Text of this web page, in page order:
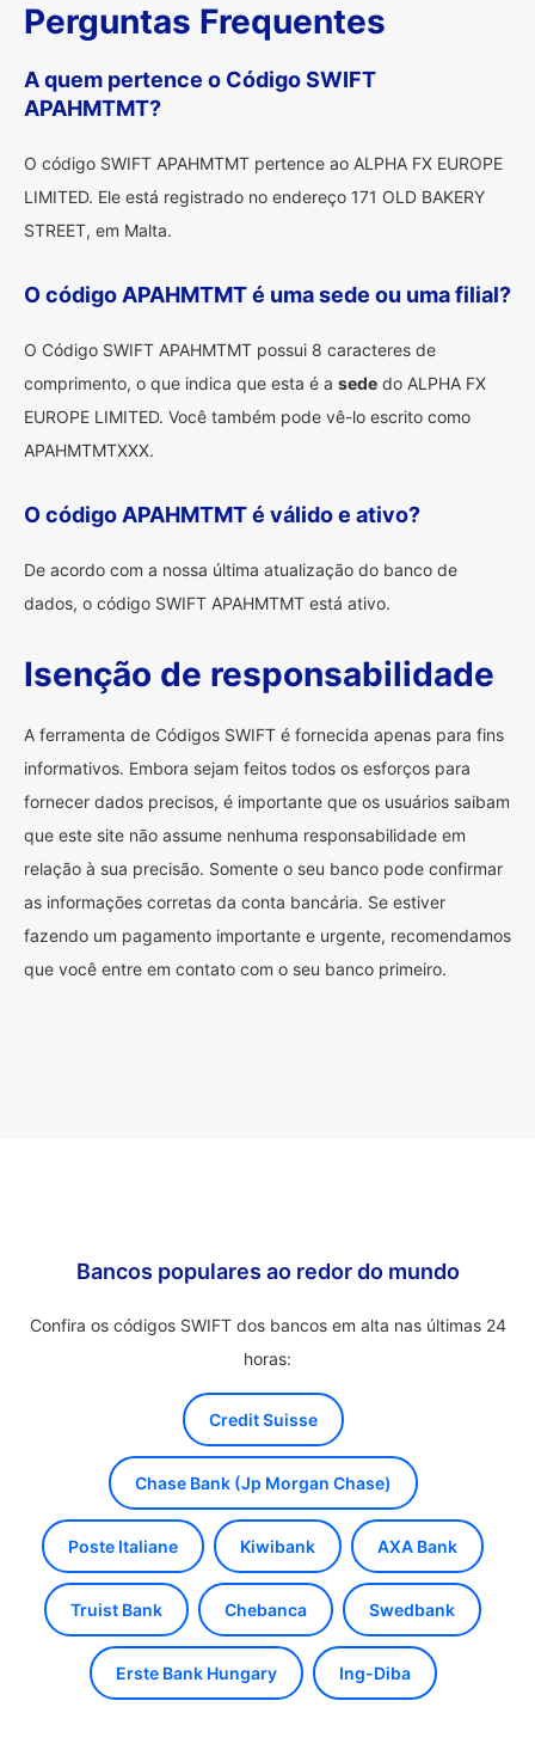
Perguntas Frequentes
A quem pertence o Código SWIFT
APAHMTMT?
O código SWIFT APAHMTMT pertence ao ALPHA FX EUROPE
LIMITED. Ele está registrado no endereço 171 OLD BAKERY
STREET, em Malta.
O código APAHMTMT é uma sede ou uma filial?
O Código SWIFT APAHMTMT possui 8 caracteres de
comprimento, o que indica que esta é a sede do ALPHA FX
EUROPE LIMITED. Você também pode vê-lo escrito como
APAHMTMTXXX.
O código APAHMTMT é válido e ativo?
De acordo com a nossa última atualização do banco de
dados, o código SWIFT APAHMTMT está ativo.
Isenção de responsabilidade
A ferramenta de Códigos SWIFT é fornecida apenas para fins
informativos. Embora sejam feitos todos os esforços para
fornecer dados precisos, é importante que os usuários saibam
que este site não assume nenhuma responsabilidade em
relação à sua precisão. Somente o seu banco pode confirmar
as informações corretas da conta bancária. Se estiver
fazendo um pagamento importante e urgente, recomendamos
que você entre em contato com o seu banco primeiro.
Bancos populares ao redor do mundo
Confira os códigos SWIFT dos bancos em alta nas últimas 24
horas:
Credit Suisse
Chase Bank (Jp Morgan Chase)
Poste Italiane Kiwibank AXA Bank
Truist Bank Chebanca Swedbank
Erste Bank Hungary Ing-Diba